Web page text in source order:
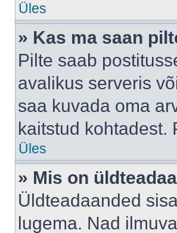
Üles
» Kas ma saan
Pilte saab
avalikus serveris
saa kuvada oma
kaitstud kohtadest.
Üles
» Mis on
Üldteadaanded
lugema. Nad